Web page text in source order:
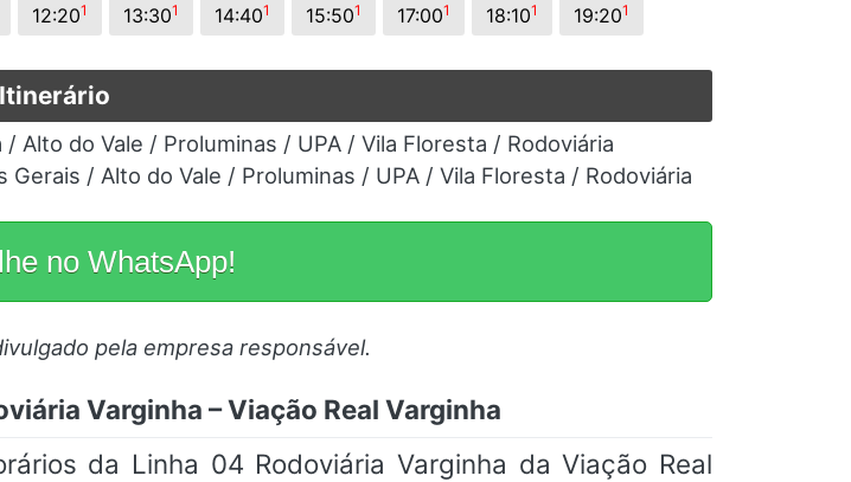
12:201 13:301 14:401 15:501 17:001 18:101 19:201
Itinerário
Alto do Vale / Proluminas / UPA / Vila Floresta / Rodoviária
/ Alto do Vale / Proluminas / UPA / Vila Floresta / Rodoviária
no WhatsApp!
pela empresa responsável.
Varginha – Viação Real Varginha
da Linha 04 Rodoviária Varginha da Viação Real